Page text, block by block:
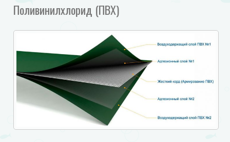
Поливинилхлорид (ПВХ)